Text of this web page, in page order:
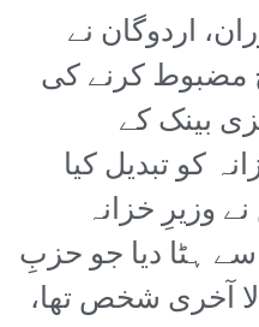
اردوگان نے
مضبوط کرنے کی
بینک کے
کو تبدیل کیا
وزیرِ خزانہ
ہٹا دیا جو حزبِ
آخری شخص تھا،